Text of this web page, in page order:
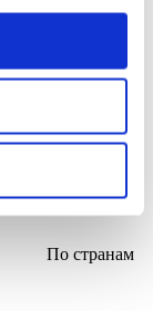
По странам